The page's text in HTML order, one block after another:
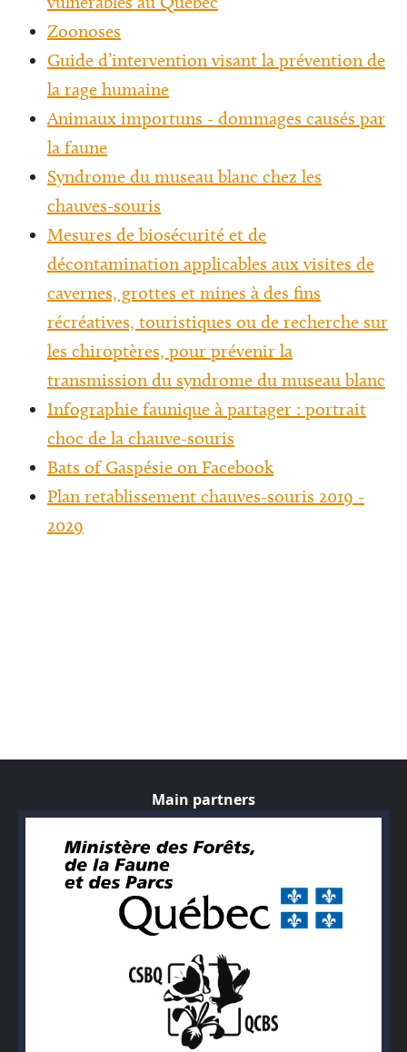
Zoonoses
Guide d’intervention visant la prévention de
la rage humaine
Animaux importuns - dommages causés par
la faune
Syndrome du museau blanc chez les
chauves-souris
Mesures de biosécurité et de
décontamination applicables aux visites de
cavernes, grottes et mines à des fins
récréatives, touristiques ou de recherche sur
les chiroptères, pour prévenir la
transmission du syndrome du museau blanc
Infographie faunique à partager : portrait
choc de la chauve-souris
Bats of Gaspésie on Facebook
Plan retablissement chauves-souris 2019 -
2029
Main partners